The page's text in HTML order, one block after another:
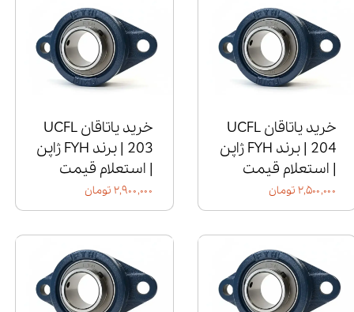
خرید یاتاقان UCFL
204 | برند FYH ژاپن
| استعلام قیمت
۲,۵۰۰,۰۰۰ تومان
خرید یاتاقان UCFL
203 | برند FYH ژاپن
| استعلام قیمت
۲,۹۰۰,۰۰۰ تومان